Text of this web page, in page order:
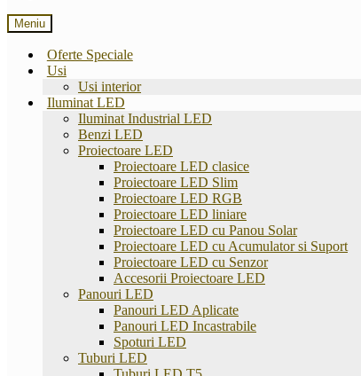
Meniu
Oferte Speciale
Usi
Usi interior
Iluminat LED
Iluminat Industrial LED
Benzi LED
Proiectoare LED
Proiectoare LED clasice
Proiectoare LED Slim
Proiectoare LED RGB
Proiectoare LED liniare
Proiectoare LED cu Panou Solar
Proiectoare LED cu Acumulator si Suport
Proiectoare LED cu Senzor
Accesorii Proiectoare LED
Panouri LED
Panouri LED Aplicate
Panouri LED Incastrabile
Spoturi LED
Tuburi LED